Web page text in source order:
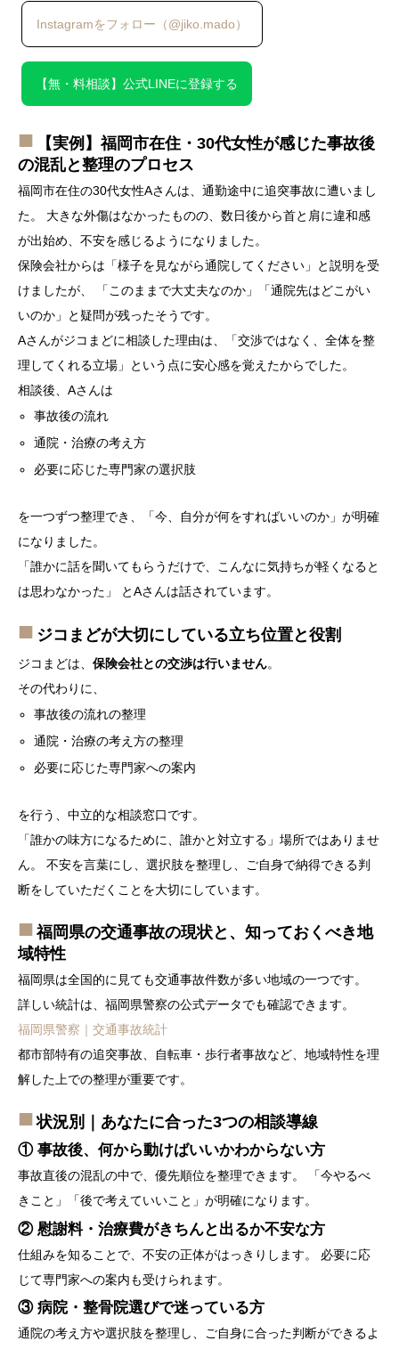
Instagramをフォロー（@jiko.mado）
【無・料相談】公式LINEに登録する
【実例】福岡市在住・30代女性が感じた事故後
の混乱と整理のプロセス
福岡市在住の30代女性Aさんは、通勤途中に追突事故に遭いまし
た。 大きな外傷はなかったものの、数日後から首と肩に違和感
が出始め、不安を感じるようになりました。
保険会社からは「様子を見ながら通院してください」と説明を受
けましたが、 「このままで大丈夫なのか」「通院先はどこがい
いのか」と疑問が残ったそうです。
Aさんがジコまどに相談した理由は、「交渉ではなく、全体を整
理してくれる立場」という点に安心感を覚えたからでした。
相談後、Aさんは
事故後の流れ
通院・治療の考え方
必要に応じた専門家の選択肢
を一つずつ整理でき、「今、自分が何をすればいいのか」が明確
になりました。
「誰かに話を聞いてもらうだけで、こんなに気持ちが軽くなると
は思わなかった」 とAさんは話されています。
ジコまどが大切にしている立ち位置と役割
ジコまどは、 保険会社との交渉は行いません。
その代わりに、
事故後の流れの整理
通院・治療の考え方の整理
必要に応じた専門家への案内
を行う、中立的な相談窓口です。
「誰かの味方になるために、誰かと対立する」場所ではありませ
ん。 不安を言葉にし、選択肢を整理し、ご自身で納得できる判
断をしていただくことを大切にしています。
福岡県の交通事故の現状と、知っておくべき地
域特性
福岡県は全国的に見ても交通事故件数が多い地域の一つです。
詳しい統計は、福岡県警察の公式データでも確認できます。
福岡県警察｜交通事故統計
都市部特有の追突事故、自転車・歩行者事故など、地域特性を理
解した上での整理が重要です。
状況別｜あなたに合った3つの相談導線
① 事故後、何から動けばいいかわからない方
事故直後の混乱の中で、優先順位を整理できます。 「今やるべ
きこと」「後で考えていいこと」が明確になります。
② 慰謝料・治療費がきちんと出るか不安な方
仕組みを知ることで、不安の正体がはっきりします。 必要に応
じて専門家への案内も受けられます。
③ 病院・整骨院選びで迷っている方
通院の考え方や選択肢を整理し、ご自身に合った判断ができるよ